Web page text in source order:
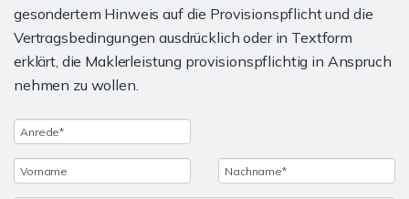
gesondertem Hinweis auf die Provisionspflicht und die
Vertragsbedingungen ausdrücklich oder in Textform
erklärt, die Maklerleistung provisionspflichtig in Anspruch
nehmen zu wollen.